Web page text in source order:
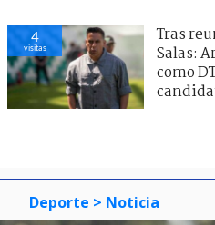
4
visitas
Tras
Salas:
como
Deporte > Noticia